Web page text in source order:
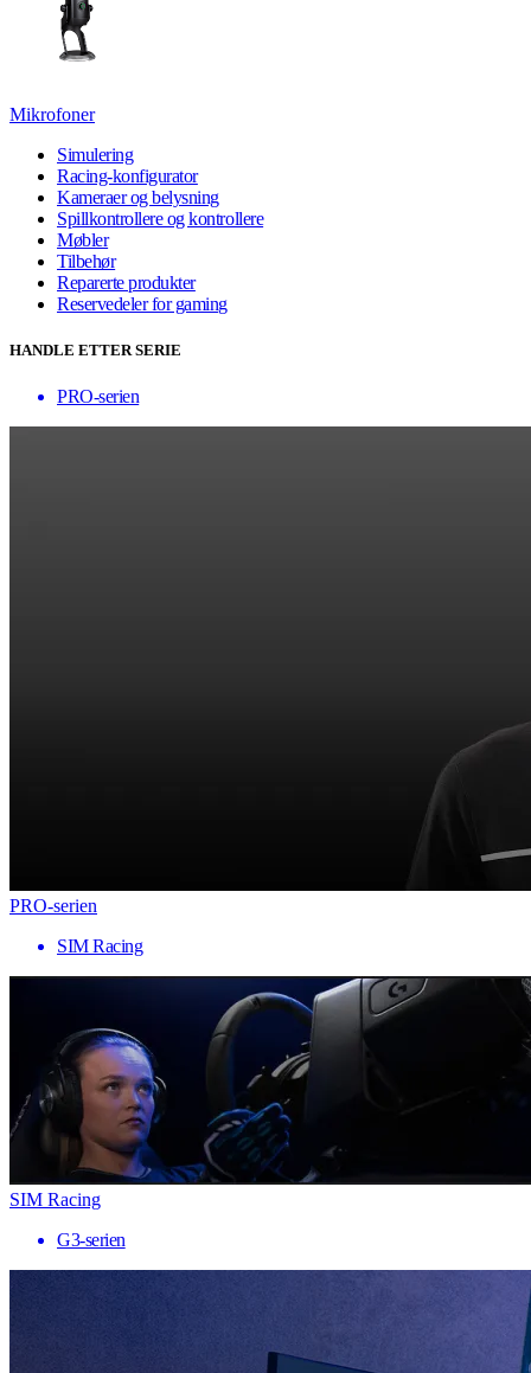
Mikrofoner
Simulering
Racing-konfigurator
Kameraer og belysning
Spillkontrollere og kontrollere
Møbler
Tilbehør
Reparerte produkter
Reservedeler for gaming
HANDLE ETTER SERIE
PRO-serien
PRO-serien
SIM Racing
SIM Racing
G3-serien